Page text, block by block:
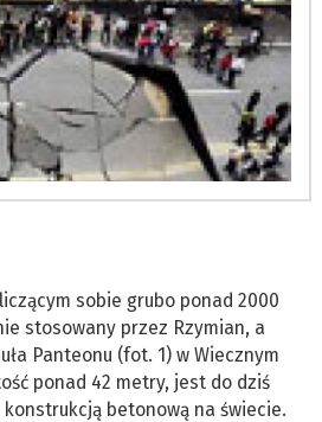
sobie grubo ponad 2000
stosowany przez Rzymian, a
Panteonu (fot. 1) w Wiecznym
ponad 42 metry, jest do dziś
betonową na świecie.